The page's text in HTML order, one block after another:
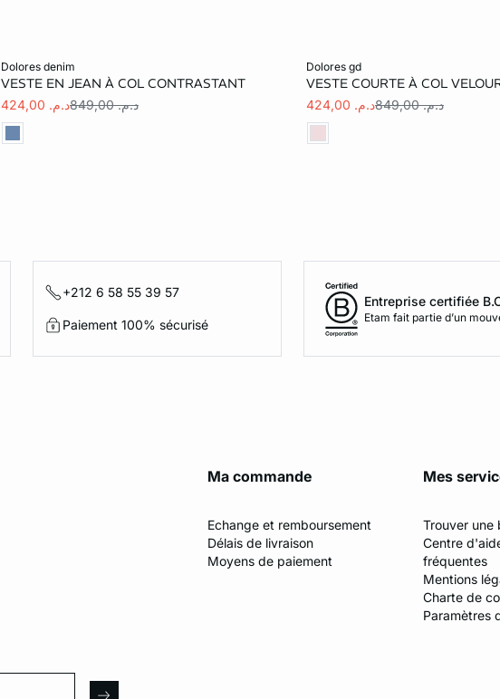
dolores denim
VESTE EN JEAN À COL CONTRASTANT
د.م. 424,00 د.م. 849,00
XL
dolores gd
VESTE COURTE À COL
د.م. 424,00 د.م. 849,00
+212 6 58 55 39 57
Paiement 100% sécurisé
Entreprise certifiée
Etam fait partie d’un
Email
Ma commande
Echange et remboursement
Délais de livraison
Moyens de paiement
Mes
Trouver une
Centre
fréquentes
Mentions
Charte de
Paramètres